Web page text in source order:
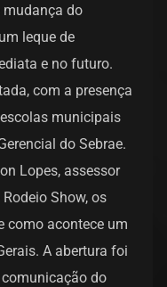
mudança do
leque de
e no futuro.
com a presença
municipais
do Sebrae.
Lopes, assessor
Show, os
como acontece um
A abertura foi
do